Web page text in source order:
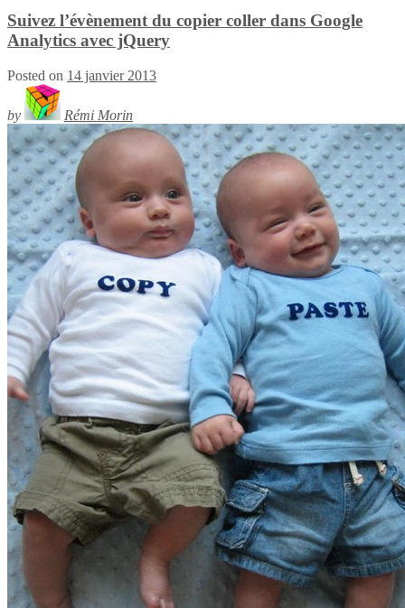
Suivez l’évènement du copier coller dans Google
Analytics avec jQuery
Posted on 14 janvier 2013
by Rémi Morin